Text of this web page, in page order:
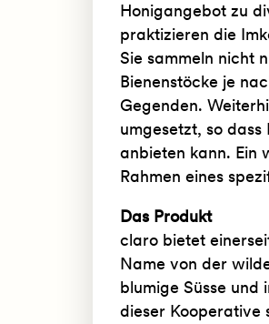
Honigangebot zu
praktizieren die
Sie sammeln nicht
Bienenstöcke je
Gegenden.
umgesetzt, so
anbieten kann. Ein
Rahmen eines
Das Produkt
claro bietet
Name von der
blumige Süsse
dieser Kooperative